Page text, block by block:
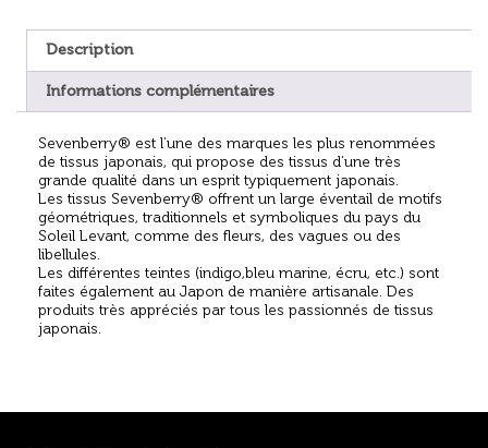
Description
Informations complémentaires
Sevenberry® est l’une des marques les plus renommées
de tissus japonais, qui propose des tissus d’une très
grande qualité dans un esprit typiquement japonais.
Les tissus Sevenberry® offrent un large éventail de motifs
géométriques, traditionnels et symboliques du pays du
Soleil Levant, comme des fleurs, des vagues ou des
libellules.
Les différentes teintes (indigo,bleu marine, écru, etc.) sont
faites également au Japon de manière artisanale. Des
produits très appréciés par tous les passionnés de tissus
japonais.